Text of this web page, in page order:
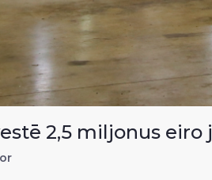
2,5 miljonus eiro